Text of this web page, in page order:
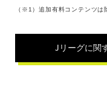
（※1）追加有料コンテンツは
Jリーグに関